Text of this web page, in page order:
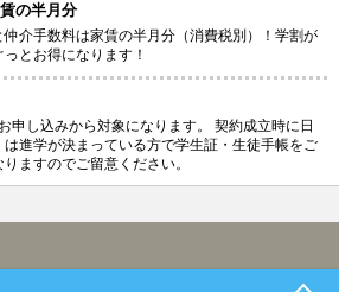
の半月分
介手数料は家賃の半月分（消費税別）！学割が
とお得になります！
申し込みから対象になります。 契約成立時に日
進学が決まっている方で学生証・生徒手帳をご
ますのでご留意ください。